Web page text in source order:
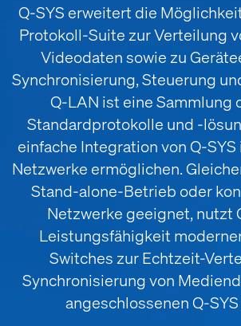
Q-SYS erweitert die
Protokoll-Suite zur Verteilung
Videodaten sowie zu
Synchronisierung, Steuerung
Q-LAN ist eine Sammlung
Standardprotokolle und -
einfache Integration von Q-
Netzwerke ermöglichen.
Stand-alone-Betrieb oder
Netzwerke geeignet, nutzt
Leistungsfähigkeit
Switches zur Echtzeit-
Synchronisierung von
angeschlossenen Q-